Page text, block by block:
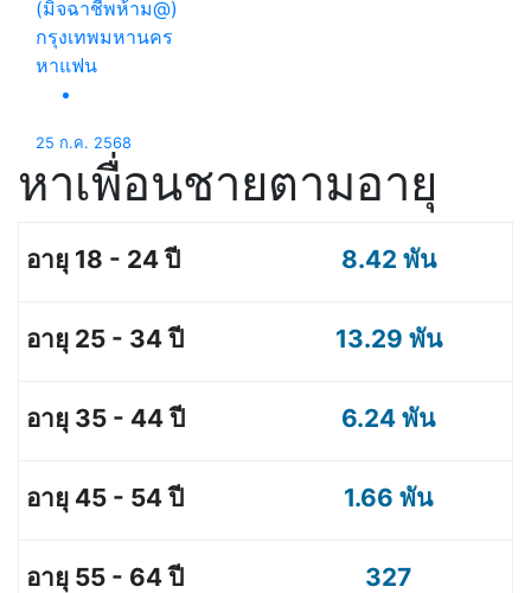
(มิจฉาชีพห้าม@)
กรุงเทพมหานคร
หาแฟน
25 ก.ค. 2568
หาเพื่อนชายตามอายุ
8.42 พัน
13.29 พัน
6.24 พัน
1.66 พัน
327